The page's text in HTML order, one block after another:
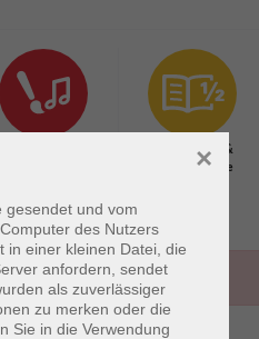
Grundbildung &
Schulabschlüsse
gesendet und vom
des Nutzers
in einer kleinen Datei, die
anfordern, sendet
als zuverlässiger
zu merken oder die
Sie in die Verwendung
×